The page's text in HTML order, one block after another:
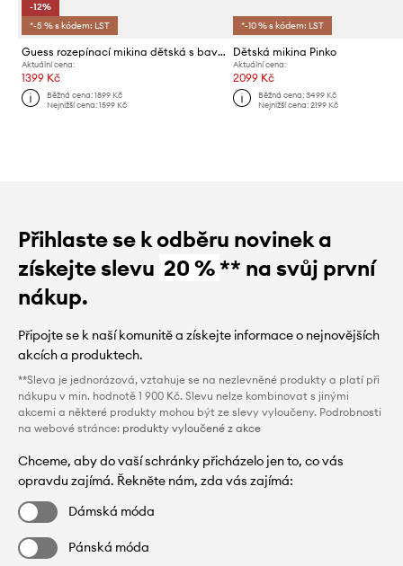
-12%
*-5 % s kódem: LST
Guess rozepínací mikina dětská s bavlnou
Aktuální cena:
1399 Kč
Běžná cena:1899 Kč
Nejnižší cena:1599 Kč
*-10 % s kódem: LST
Dětská mikina Pinko
Aktuální cena:
2099 Kč
Běžná cena: 3499 Kč
Nejnižší cena: 2199 Kč
Přihlaste se k odběru novinek a
získejte slevu 20 %** na svůj první
nákup.
Připojte se k naší komunitě a získejte informace o nejnovějších
akcích a produktech.
**Sleva je jednorázová, vztahuje se na nezlevněné produkty a platí při
nákupu v min. hodnotě 1 900 Kč. Slevu nelze kombinovat s jinými
akcemi a některé produkty mohou být ze slevy vyloučeny. Podrobnosti
na webové stránce: produkty vyloučené z akce
Chceme, aby do vaší schránky přicházelo jen to, co vás
opravdu zajímá. Řekněte nám, zda vás zajímá:
Dámská móda
Pánská móda